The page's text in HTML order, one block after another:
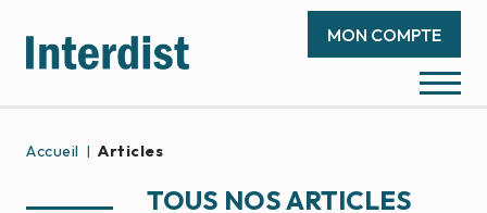
MON COMPTE
Accueil Articles
TOUS NOS ARTICLES